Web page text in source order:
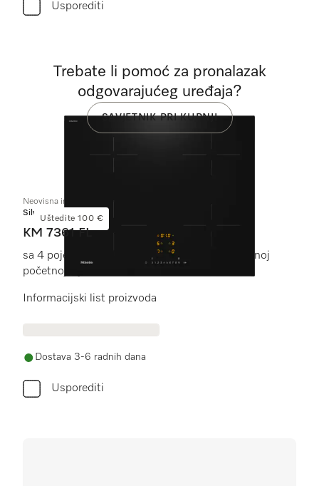
Usporediti
Uštedite 100 €
Neovisna indukcijska ploča
Silver
KM 7361 FL
sa 4 pojedinačne zone za kuhanje po pristupačnoj
početnoj cijeni
Informacijski list proizvoda
Dostava 3-6 radnih dana
Usporediti
Trebate li pomoć za pronalazak
odgovarajućeg uređaja?
SAVJETNIK PRI KUPNJI